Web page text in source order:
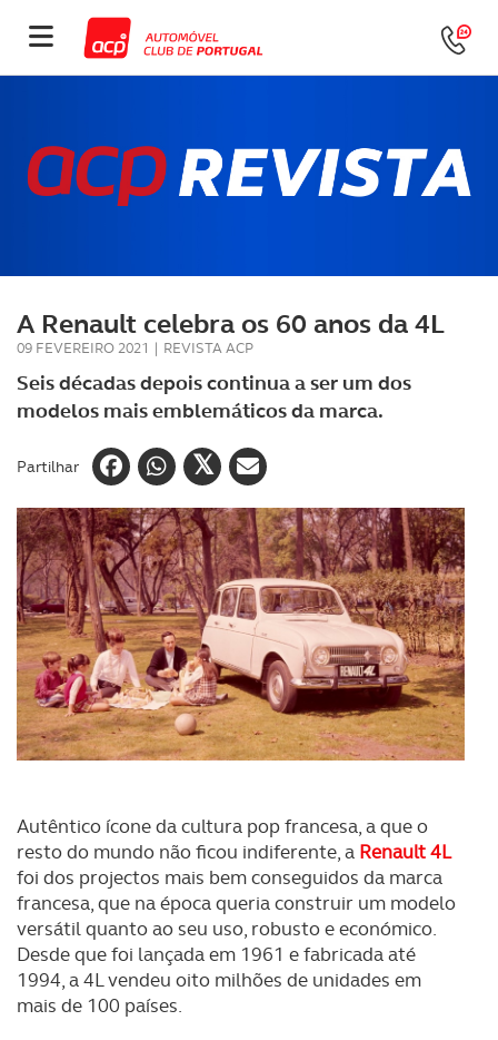
A Renault celebra os 60 anos da 4L
09 FEVEREIRO 2021 | REVISTA ACP
Seis décadas depois continua a ser um dos
modelos mais emblemáticos da marca.
Partilhar
Autêntico ícone da cultura pop francesa, a que o
resto do mundo não ficou indiferente, a Renault 4L
foi dos projectos mais bem conseguidos da marca
francesa, que na época queria construir um modelo
versátil quanto ao seu uso, robusto e económico.
Desde que foi lançada em 1961 e fabricada até
1994, a 4L vendeu oito milhões de unidades em
mais de 100 países.